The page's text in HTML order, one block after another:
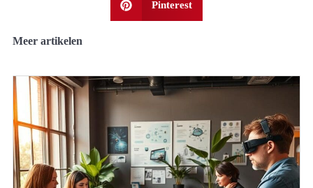
Pinterest
Meer artikelen